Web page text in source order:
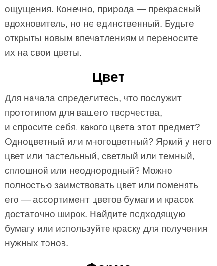
ощущения. Конечно, природа — прекрасный
вдохновитель, но не единственный. Будьте
открыты новым впечатлениям и переносите
их на свои цветы.
Цвет
Для начала определитесь, что послужит
прототипом для вашего творчества,
и спросите себя, какого цвета этот предмет?
Одноцветный или многоцветный? Яркий у него
цвет или пастельный, светлый или темный,
сплошной или неоднородный? Можно
полностью заимствовать цвет или поменять
его — ассортимент цветов бумаги и красок
достаточно широк. Найдите подходящую
бумагу или используйте краску для получения
нужных тонов.